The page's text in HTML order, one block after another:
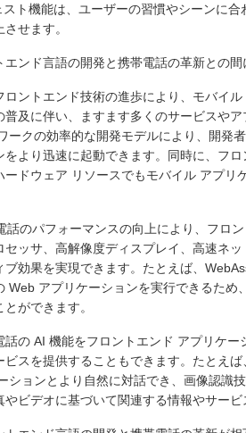
ーされる
書き換えます。
ます
ト機能は、ユーザーの習慣やシーンに
せます。
エンド言語の開発と携帯電話の革新との
ロントエンド技術の進歩により、モバイ
普及に伴い、ますます多くのサービスや
ークの効率的な開発モデルにより、開発
をより迅速に起動できます。同時に、フ
ードウェア リソースでもモバイル アプ
話のパフォーマンスの向上により、フロ
セッサ、高解像度ディスプレイ、高速ネ
ブ効果を実現できます。たとえば、
Web アプリケーションを実行できるた
ができます。
話の AI 機能をフロントエンド アプリケ
ビスを提供することもできます。たとえ
ションとより自然に対話でき、画像認識
ビデオに基づいて関連する情報やサービ